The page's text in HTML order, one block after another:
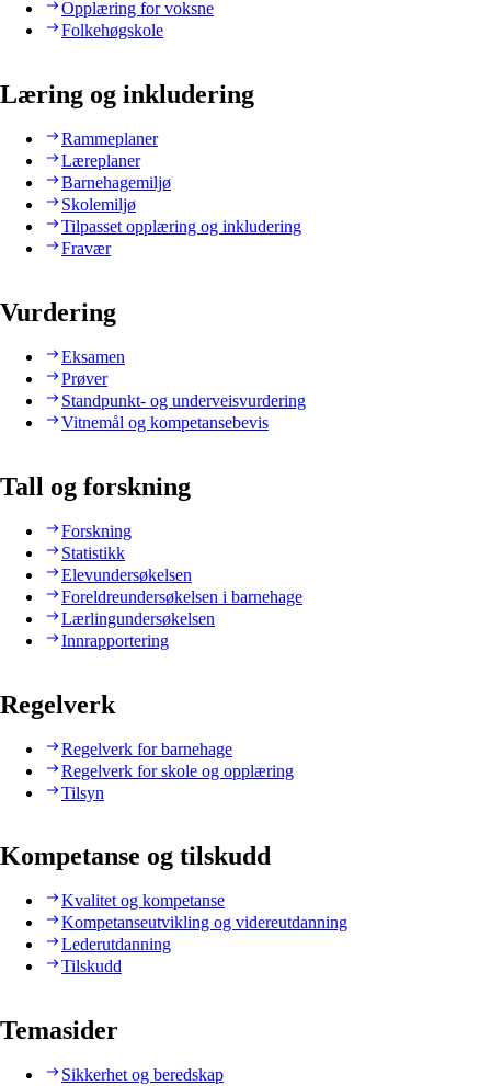
Opplæring for voksne
Folkehøgskole
Læring og inkludering
Rammeplaner
Læreplaner
Barnehagemiljø
Skolemiljø
Tilpasset opplæring og inkludering
Fravær
Vurdering
Eksamen
Prøver
Standpunkt- og underveisvurdering
Vitnemål og kompetansebevis
Tall og forskning
Forskning
Statistikk
Elevundersøkelsen
Foreldreundersøkelsen i barnehage
Lærlingundersøkelsen
Innrapportering
Regelverk
Regelverk for barnehage
Regelverk for skole og opplæring
Tilsyn
Kompetanse og tilskudd
Kvalitet og kompetanse
Kompetanseutvikling og videreutdanning
Lederutdanning
Tilskudd
Temasider
Sikkerhet og beredskap